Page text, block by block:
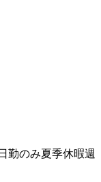
日勤のみ夏季休暇週